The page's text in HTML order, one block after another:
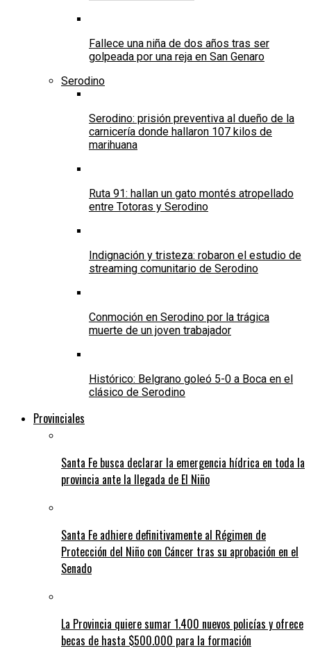
Fallece una niña de dos años tras ser
golpeada por una reja en San Genaro
Serodino
Serodino: prisión preventiva al dueño de la
carnicería donde hallaron 107 kilos de
marihuana
Ruta 91: hallan un gato montés atropellado
entre Totoras y Serodino
Indignación y tristeza: robaron el estudio de
streaming comunitario de Serodino
Conmoción en Serodino por la trágica
muerte de un joven trabajador
Histórico: Belgrano goleó 5-0 a Boca en el
clásico de Serodino
Provinciales
Santa Fe busca declarar la emergencia hídrica en toda la
provincia ante la llegada de El Niño
Santa Fe adhiere definitivamente al Régimen de
Protección del Niño con Cáncer tras su aprobación en el
Senado
La Provincia quiere sumar 1.400 nuevos policías y ofrece
becas de hasta $500.000 para la formación